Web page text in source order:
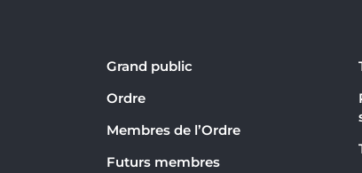
Grand public
Ordre
Membres de l’Ordre
Futurs membres